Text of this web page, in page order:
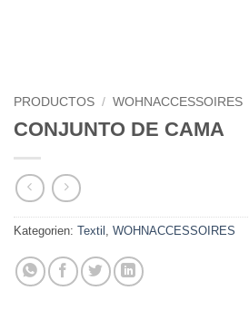
PRODUCTOS / WOHNACCESSOIRES
CONJUNTO DE CAMA
Kategorien: Textil , WOHNACCESSOIRES